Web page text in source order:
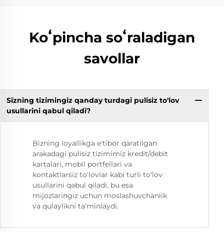
Koʻpincha soʻraladigan
savollar
Sizning tizimingiz qanday turdagi pulisiz to'lov
usullarini qabul qiladi?
Bizning loyallikga e'tibor qaratilgan
arakadagi pulisiz tizimimiz kredit/debit
kartalari, mobil portfellari va
kontaktlarsiz to'lovlar kabi turli to'lov
usullarini qabul qiladi, bu esa
mijozlaringiz uchun moslashuvchanlik
va qulaylikni ta'minlaydi.